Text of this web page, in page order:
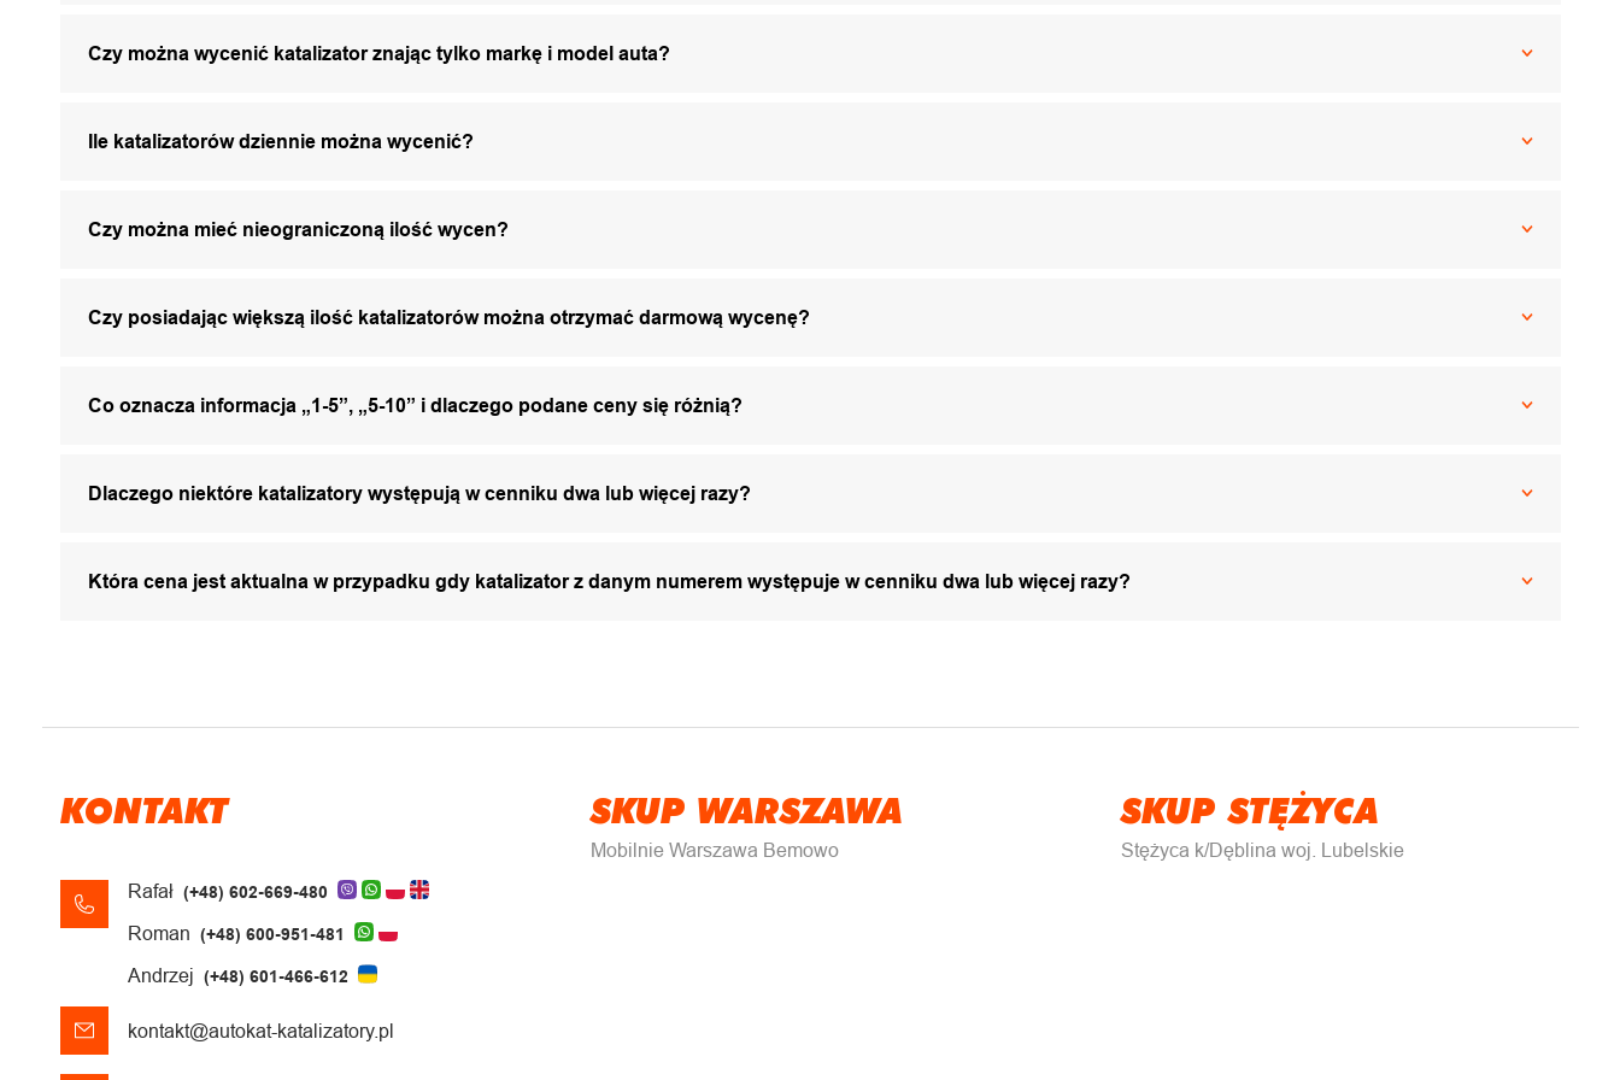
Czy można wycenić katalizator znając tylko markę i model auta?
Ile katalizatorów dziennie można wycenić?
Czy można mieć nieograniczoną ilość wycen?
Czy posiadając większą ilość katalizatorów można otrzymać darmową wycenę?
Co oznacza informacja „1-5”, „5-10” i dlaczego podane ceny się różnią?
Dlaczego niektóre katalizatory występują w cenniku dwa lub więcej razy?
Która cena jest aktualna w przypadku gdy katalizator z danym numerem występuje w cenniku dwa lub więcej razy?
KONTAKT
Rafał (+48) 602-669-480
Roman (+48) 600-951-481
Andrzej (+48) 601-466-612
kontakt@autokat-katalizatory.pl
SKUP WARSZAWA
Mobilnie Warszawa Bemowo
SKUP STĘŻYCA
Stężyca k/Dęblina woj. Lubelskie